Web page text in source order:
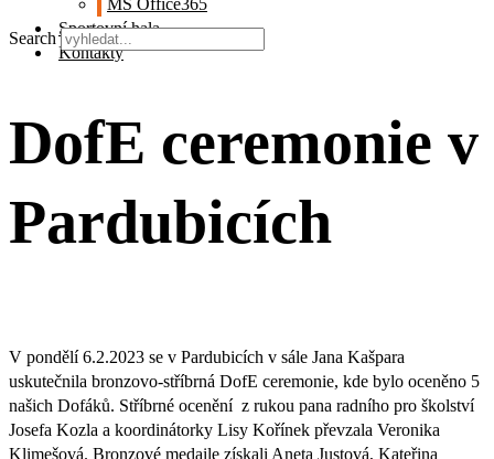
MS Office365
Sportovní hala
Kontakty
Search
DofE ceremonie v
Pardubicích
V pondělí 6.2.2023 se v Pardubicích v sále Jana Kašpara
uskutečnila bronzovo-stříbrná DofE ceremonie, kde bylo oceněno 5
našich Dofáků. Stříbrné ocenění z rukou pana radního pro školství
Josefa Kozla a koordinátorky Lisy Kořínek převzala Veronika
Klimešová. Bronzové medaile získali Aneta Justová, Kateřina